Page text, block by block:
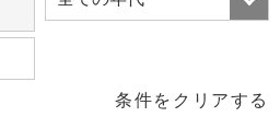
条件をクリアする